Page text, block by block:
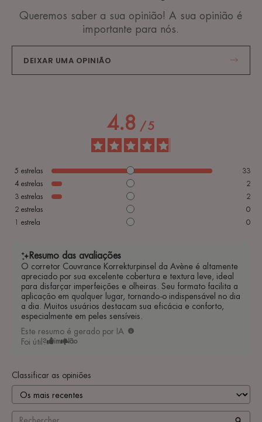
Queremos saber a sua opinião! A sua opinião é
importante para nós.
DEIXAR UMA OPINIÃO
4.8 / 5
5 estrelas
33
4 estrelas
2
3 estrelas
2
2 estrelas
0
estrela 0
Resumo das avaliações
O corretor Couvrance Korrekturpinsel da Avène é altamente
apreciado por sua excelente cobertura e textura leve, ideal
para disfarçar imperfeições e olheiras. Seu formato facilita a
aplicação em qualquer lugar, tornando-o indispensável no dia
a dia. Muitos usuários destacam sua eficácia e conforto,
especialmente em peles sensíveis.
Este resumo é gerado por IA
Foi útil?
Sim Não
Classificar as opiniões